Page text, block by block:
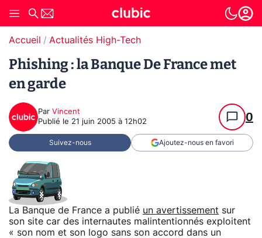
Accueil Actualités High-Tech
Phishing : la Banque De France met
en garde
Par Vincent
Publié le 21 juin 2005 à 12h02 0
Suivez-nous Ajoutez-nous en favori
La Banque de France a publié un avertissement sur
son site car des internautes malintentionnés exploitent
« son nom et son logo sans son accord dans un